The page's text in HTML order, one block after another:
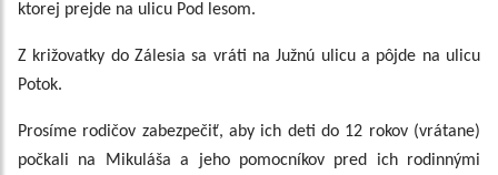
ktorej prejde na ulicu Pod lesom.
Z križovatky do Zálesia sa vráti na Južnú ulicu a pôjde na ulicu
Potok.
Prosíme rodičov zabezpečiť, aby ich deti do 12 rokov (vrátane)
počkali na Mikuláša a jeho pomocníkov pred ich rodinnými